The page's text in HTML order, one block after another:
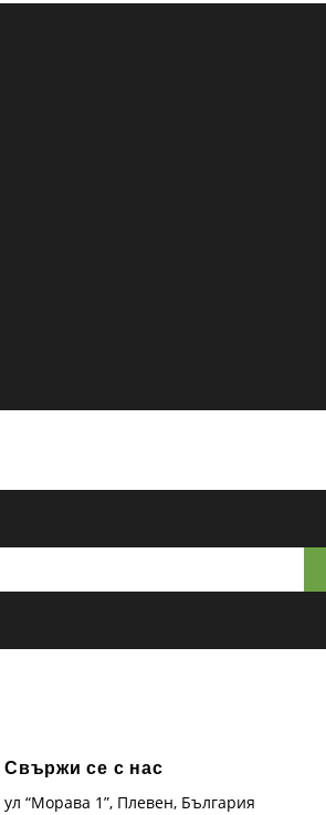
Свържи се с нас
ул “Морава 1”, Плевен, България